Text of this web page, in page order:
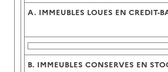
A. IMMEUBLES LOUES EN CREDIT-
B. IMMEUBLES CONSERVES EN